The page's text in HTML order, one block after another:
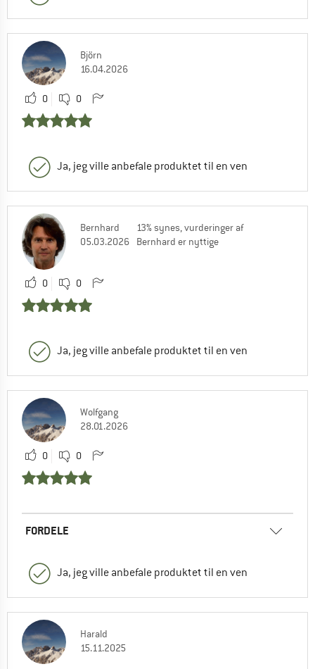
Björn
16.04.2026
0 0
Ja, jeg ville anbefale produktet til en ven
Bernhard
05.03.2026
13% synes, vurderinger af
Bernhard er nyttige
0 0
Ja, jeg ville anbefale produktet til en ven
Wolfgang
28.01.2026
0 0
FORDELE
Ja, jeg ville anbefale produktet til en ven
Harald
15.11.2025